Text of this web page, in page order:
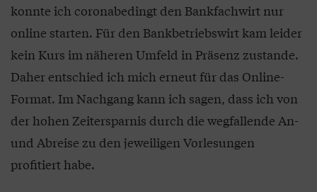
konnte ich coronabedingt den Bankfachwirt nur
online starten. Für den Bankbetriebswirt kam leider
kein Kurs im näheren Umfeld in Präsenz zustande.
Daher entschied ich mich erneut für das Online-
Format. Im Nachgang kann ich sagen, dass ich von
der hohen Zeitersparnis durch die wegfallende An-
und Abreise zu den jeweiligen Vorlesungen
profitiert habe.